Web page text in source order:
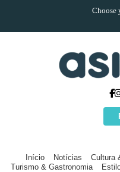
Choose
Início Notícias Cultura
Turismo & Gastronomia